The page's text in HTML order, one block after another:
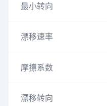
最小转向
漂移速率
摩擦系数
漂移转向